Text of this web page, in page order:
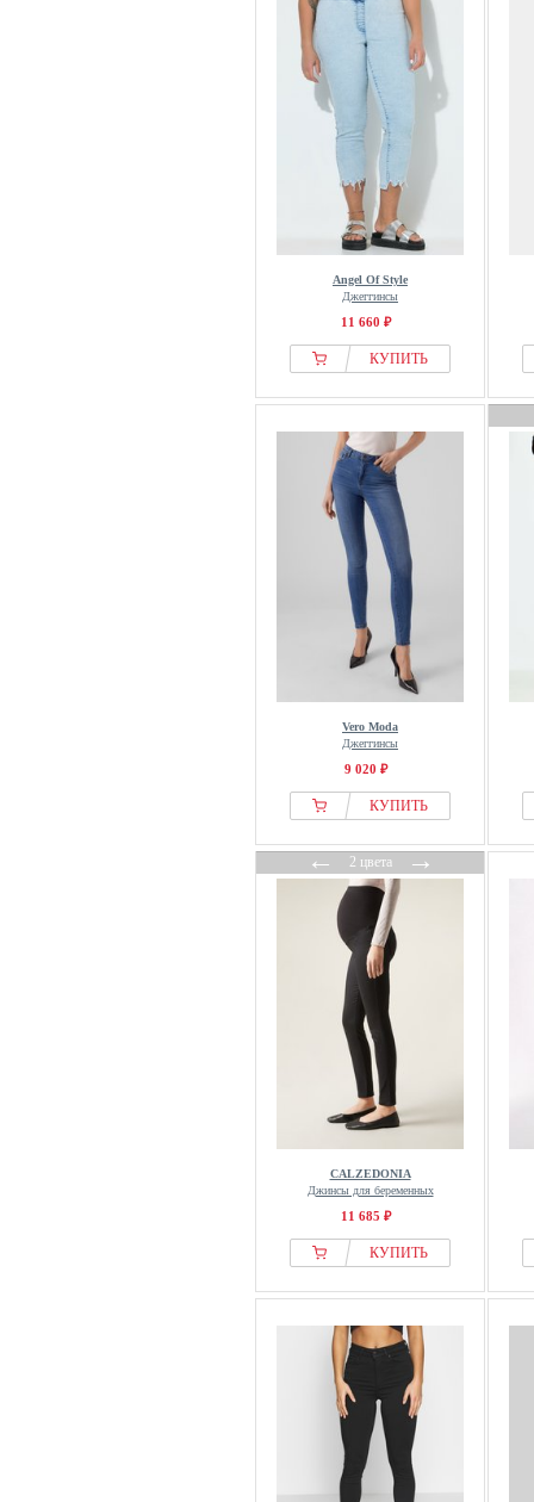
Angel Of Style
Джеггинсы
11 660 ₽
КУПИТЬ
Vero Moda
Джеггинсы
9 020 ₽
КУПИТЬ
←2 цвета→
CALZEDONIA
Джинсы для беременных
11 685 ₽
КУПИТЬ